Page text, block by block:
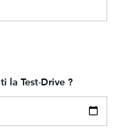
la Test-Drive ?